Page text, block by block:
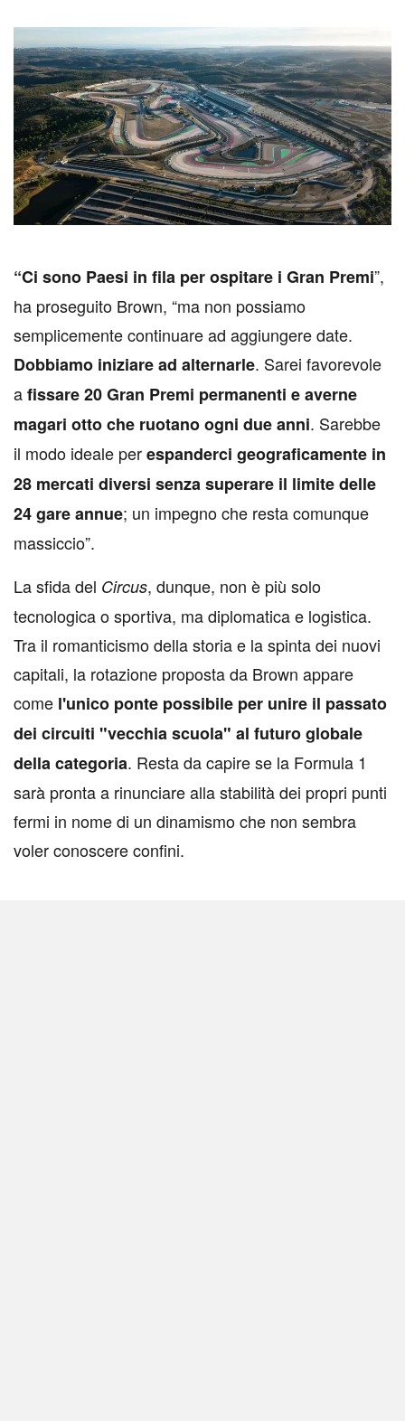
“Ci sono Paesi in fila per ospitare i Gran Premi”,
ha proseguito Brown, “ma non possiamo
semplicemente continuare ad aggiungere date.
Dobbiamo iniziare ad alternarle. Sarei favorevole
afissare 20 Gran Premi permanenti e averne
magari otto che ruotano ogni due anni. Sarebbe
il modo ideale perespanderci geograficamente in
28 mercati diversi senza superare il limite delle
24 gare annue; un impegno che resta comunque
massiccio”.
La sfida del Circus, dunque, non è più solo
tecnologica o sportiva, ma diplomatica e logistica.
Tra il romanticismo della storia e la spinta dei nuovi
capitali, la rotazione proposta da Brown appare
come l'unico ponte possibile per unire il passato
dei circuiti "vecchia scuola" al futuro globale
della categoria. Resta da capire se la Formula 1
sarà pronta a rinunciare alla stabilità dei propri punti
fermi in nome di un dinamismo che non sembra
voler conoscere confini.